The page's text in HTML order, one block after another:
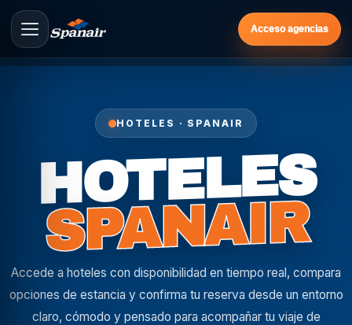
Acceso agencias
HOTELES · SPANAIR
HOTELES
SPANAIR
Accede a hoteles con disponibilidad en tiempo real, compara
opciones de estancia y confirma tu reserva desde un entorno
claro, cómodo y pensado para acompañar tu viaje de